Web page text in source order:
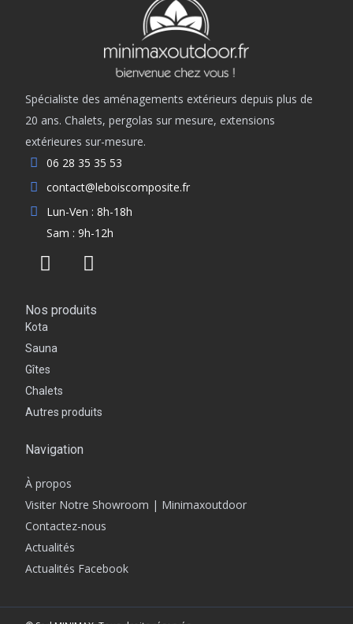
Spécialiste des aménagements extérieurs depuis plus de
20 ans. Chalets, pergolas sur mesure, extensions
extérieures sur-mesure.
06 28 35 35 53
contact@leboiscomposite.fr
Lun-Ven : 8h-18h
Sam : 9h-12h
Nos produits
Kota
Sauna
Gîtes
Chalets
Autres produits
Navigation
À propos
Visiter Notre Showroom | Minimaxoutdoor
Contactez-nous
Actualités
Actualités Facebook